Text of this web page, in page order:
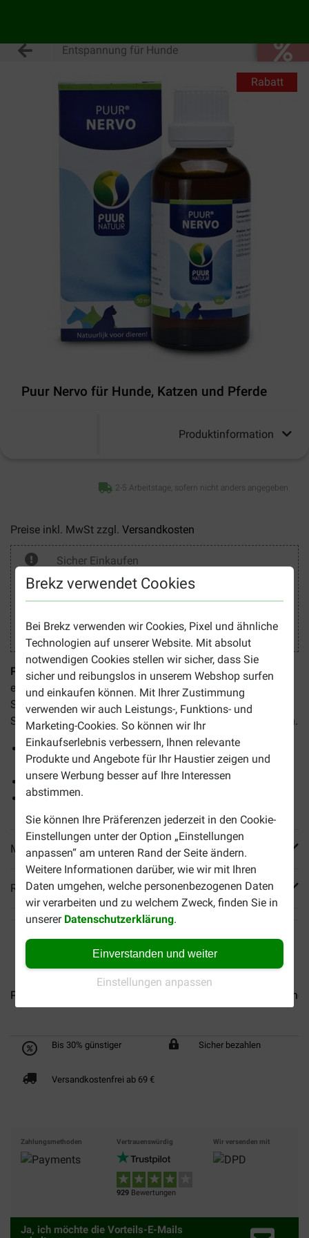
Brekz verwendet Cookies
Bei Brekz verwenden wir Cookies, Pixel und ähnliche
Technologien auf unserer Website. Mit absolut
notwendigen Cookies stellen wir sicher, dass Sie
sicher und reibungslos in unserem Webshop surfen
und einkaufen können. Mit Ihrer Zustimmung
verwenden wir auch Leistungs-, Funktions- und
Marketing-Cookies. So können wir Ihr
Einkaufserlebnis verbessern, Ihnen relevante
Produkte und Angebote für Ihr Haustier zeigen und
unsere Werbung besser auf Ihre Interessen
abstimmen.
Sie können Ihre Präferenzen jederzeit in den Cookie-
Einstellungen unter der Option „Einstellungen
anpassen“ am unteren Rand der Seite ändern.
Weitere Informationen darüber, wie wir mit Ihren
Daten umgehen, welche personenbezogenen Daten
wir verarbeiten und zu welchem Zweck, finden Sie in
unserer Datenschutzerklärung.
Einverstanden und weiter
Einstellungen anpassen
Entspannung für Hunde
Rabatt
Puur Nervo für Hunde, Katzen und Pferde
Produktinformation
2-5 Arbeitstage, sofern nicht anders angegeben
Preise inkl. MwSt zzgl. Versandkosten
Sicher Einkaufen
Puur Nervo für Hunde, Katzen und Pferdeist ein
ergänzendes Futtermittel zur Beruhigung. In stressvollen
Situationen wie nach einer Verletzung, auf Reisen oder am
Silvesterabend kann es Ihrem Tier beim Entspannen helfen.
Name geändert! Jetzt Puur Nervo! Ehemals Puur
Nervosität
In Tropfenform
Unterstützt bei Unruhezuständen
Mehr Produktinfos
Reviews
Puur Magnesium für Katzen... Puur Matatabi
Bis 30% günstiger Sicher bezahlen
Versandkostenfrei ab 69 €
Zahlungsmethoden Vertrauenswürdig
929 Bewertungen
Wir versenden mit
Ja, ich möchte die Vorteils-E-Mails